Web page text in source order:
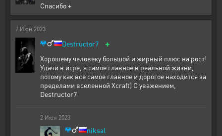
Спасибо +
7 Июн 2023
Destructor7 +
Хорошему человеку большой и жирный плюс на рост!
Удачи в игре, а самое главное в реальной жизни,
потому как все самое главное и дорогое находится за
пределами вселенной Xcraft) С уважением,
Destructor7
2 Июл 2023
niksal